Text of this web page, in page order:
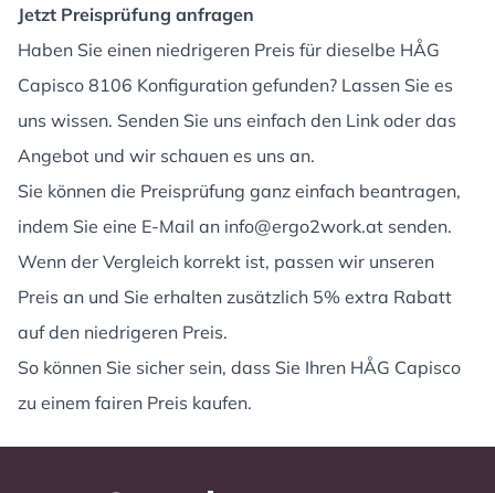
Jetzt Preisprüfung anfragen
Haben Sie einen niedrigeren Preis für dieselbe HÅG
Capisco 8106 Konfiguration gefunden? Lassen Sie es
uns wissen. Senden Sie uns einfach den Link oder das
Angebot und wir schauen es uns an.
Sie können die Preisprüfung ganz einfach beantragen,
indem Sie eine E-Mail an info@ergo2work.at senden.
Wenn der Vergleich korrekt ist, passen wir unseren
Preis an und Sie erhalten zusätzlich 5% extra Rabatt
auf den niedrigeren Preis.
So können Sie sicher sein, dass Sie Ihren HÅG Capisco
zu einem fairen Preis kaufen.